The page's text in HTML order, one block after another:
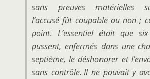
sans preuves matérielles
l’accusé fût coupable ou non ;
point. L’essentiel était que
pussent, enfermés dans une
septième, le déshonorer et
sans contrôle. Il ne pouvait y